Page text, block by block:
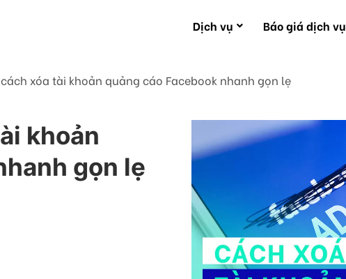
Dịch vụ Báo giá dịch vụ
xóa tài khoản quảng cáo Facebook nhanh gọn lẹ
khoản
gọn lẹ